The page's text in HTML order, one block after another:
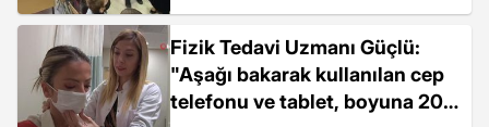
Fizik Tedavi Uzmanı Güçlü:
"Aşağı bakarak kullanılan cep
telefonu ve tablet, boyuna 20